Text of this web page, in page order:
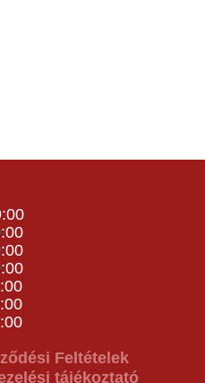
Feltételek
tájékoztató